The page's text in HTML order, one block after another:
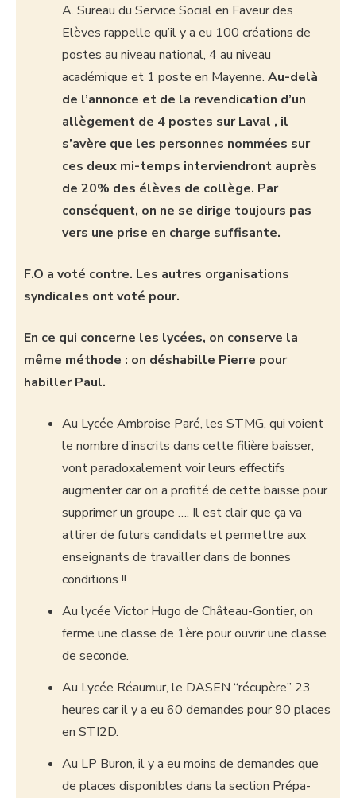
A. Sureau du Service Social en Faveur des
Elèves rappelle qu’il y a eu 100 créations de
postes au niveau national, 4 au niveau
académique et 1 poste en Mayenne. Au-delà
de l’annonce et de la revendication d’un
allègement de 4 postes sur Laval , il
s’avère que les personnes nommées sur
ces deux mi-temps interviendront auprès
de 20% des élèves de collège. Par
conséquent, on ne se dirige toujours pas
vers une prise en charge suffisante.
F.O a voté contre. Les autres organisations
syndicales ont voté pour.
En ce qui concerne les lycées, on conserve la
même méthode : on déshabille Pierre pour
habiller Paul.
Au Lycée Ambroise Paré, les STMG, qui voient
le nombre d’inscrits dans cette filière baisser,
vont paradoxalement voir leurs effectifs
augmenter car on a profité de cette baisse pour
supprimer un groupe …. Il est clair que ça va
attirer de futurs candidats et permettre aux
enseignants de travailler dans de bonnes
conditions !!
Au lycée Victor Hugo de Château-Gontier, on
ferme une classe de 1ère pour ouvrir une classe
de seconde.
Au Lycée Réaumur, le DASEN “récupère” 23
heures car il y a eu 60 demandes pour 90 places
en STI2D.
Au LP Buron, il y a eu moins de demandes que
de places disponibles dans la section Prépa-